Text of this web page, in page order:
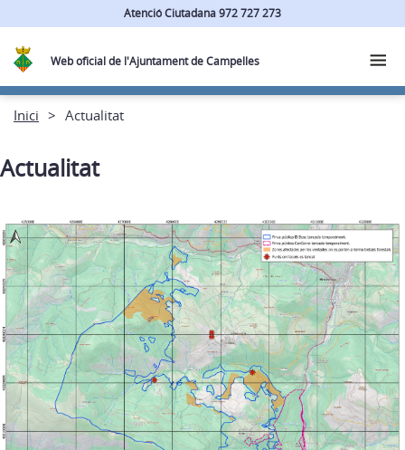
Atenció Ciutadana 972 727 273
Web oficial de l'Ajuntament de Campelles
Inici Actualitat
Actualitat